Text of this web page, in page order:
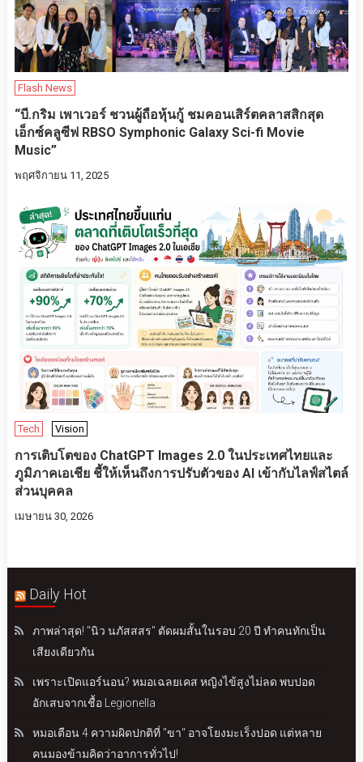
Flash News
“บี.กริม เพาเวอร์ ชวนผู้ถือหุ้นกู้ ชมคอนเสิร์ตคลาสสิกสุด
เอ็กซ์คลูซีฟ RBSO Symphonic Galaxy Sci-fi Movie
Music”
พฤศจิกายน 11, 2025
Tech Vision
การเติบโตของ ChatGPT Images 2.0 ในประเทศไทยและ
ภูมิภาคเอเชีย ชี้ให้เห็นถึงการปรับตัวของ AI เข้ากับไลฟ์สไตล์
ส่วนบุคคล
เมษายน 30, 2026
Daily Hot
ภาพล่าสุด! "นิว นภัสสสร" ตัดผมสั้นในรอบ 20 ปี ทำคนทักเป็น
เสียงเดียวกัน
เพราะเปิดแอร์นอน? หมอเฉลยเคส หญิงไข้สูงไม่ลด พบปอด
อักเสบจากเชื้อ Legionella
หมอเตือน 4 ความผิดปกติที่ "ขา" อาจโยงมะเร็งปอด แต่หลาย
คนมองข้ามคิดว่าอาการทั่วไป!